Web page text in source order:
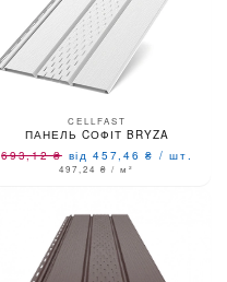
CELLFAST
ПАНЕЛЬ CОФІТ BRYZA
693,12₴ від 457,46₴ / шт.
497,24₴ / м²